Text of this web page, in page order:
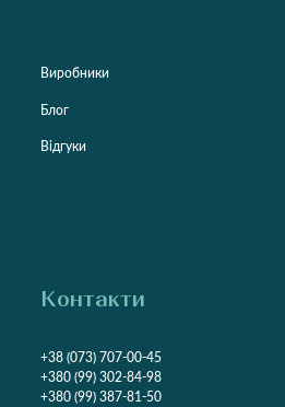
Виробники
Блог
Відгуки
Контакти
+38 (073) 707-00-45
+380 (99) 302-84-98
+380 (99) 387-81-50